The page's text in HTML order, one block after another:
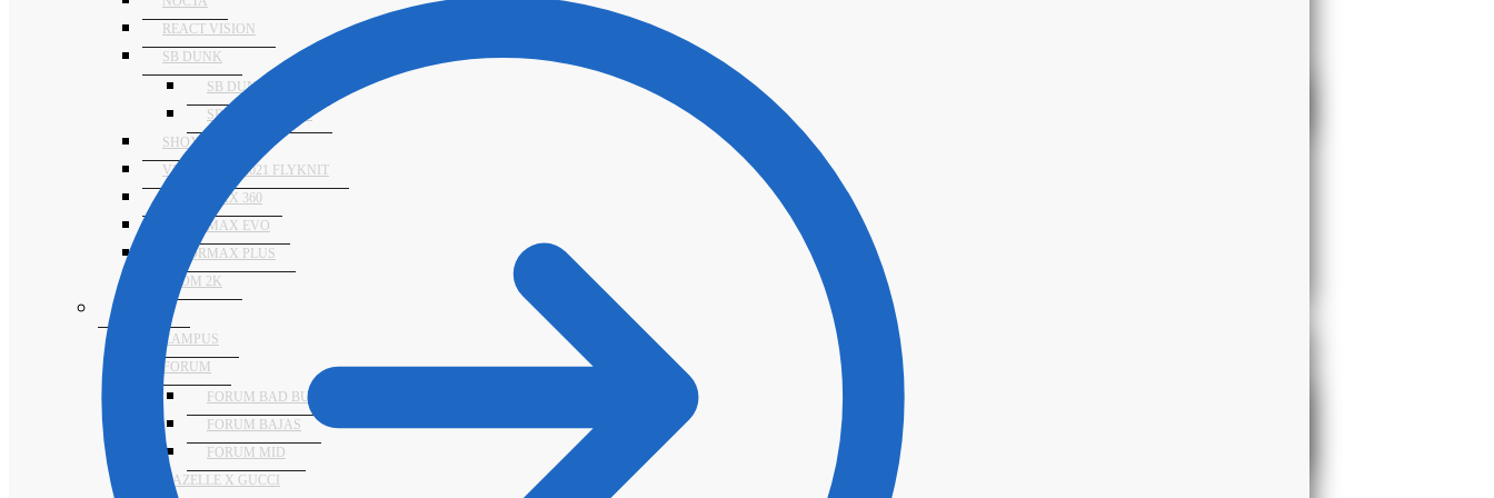
REACT VISION
SB DUNK
SB DUNK ALTAS
SB DUNK BAJAS
SHOX TL
VAPORMAX 2021 FLYKNIT
VAPORMAX 360
VAPORMAX EVO
VAPORMAX PLUS
ZOOM 2K
CAMPUS
FORUM
FORUM BAD BUNNY
FORUM BAJAS
FORUM MID
GAZELLE X GUCCI